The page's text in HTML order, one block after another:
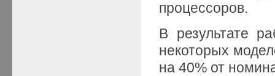
процессоров.
В результате
некоторых
на 40% от